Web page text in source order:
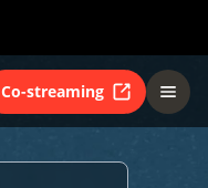
Co-streaming